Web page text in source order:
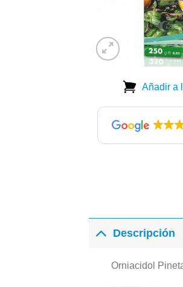
Añadir a
Descripción
Orniacidol